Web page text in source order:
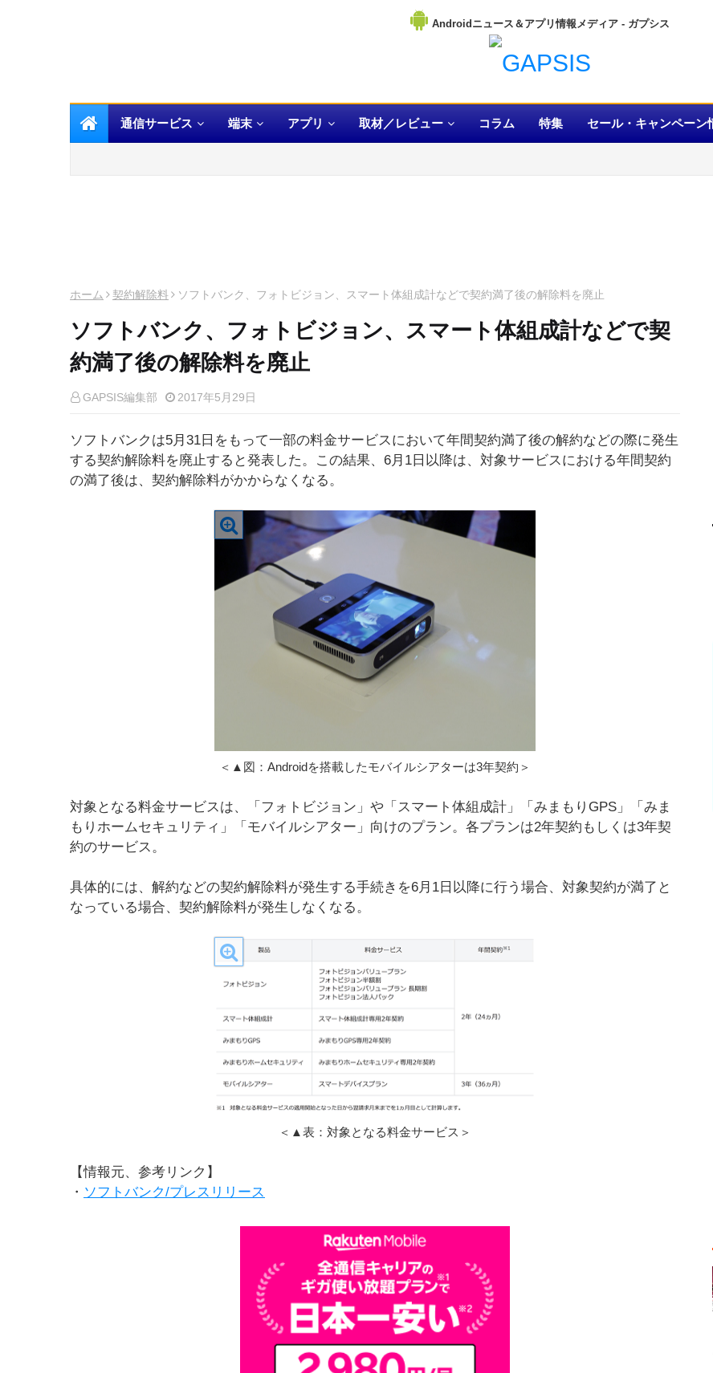
Androidニュース＆アプリ情報メディア
通信サービス 端末 アプリ 取材／レビュー コラム 特集 セール・キャンペーン
ホーム 契約解除料 ソフトバンク、フォトビジョン、スマート体組成計などで契約満了後の解除料を廃止
ソフトバンク、フォトビジョン、スマート体組成計などで契
約満了後の解除料を廃止
GAPSIS編集部 2017年5月29日
ソフトバンクは5月31日をもって一部の料金サービスにおいて年間契約満了後の解約などの際に発生
する契約解除料を廃止すると発表した。この結果、6月1日以降は、対象サービスにおける年間契約
の満了後は、契約解除料がかからなくなる。
＜▲図：Androidを搭載したモバイルシアターは3年契約＞
対象となる料金サービスは、「フォトビジョン」や「スマート体組成計」「みまもりGPS」「みま
もりホームセキュリティ」「モバイルシアター」向けのプラン。各プランは2年契約もしくは3年契
約のサービス。
具体的には、解約などの契約解除料が発生する手続きを6月1日以降に行う場合、対象契約が満了と
なっている場合、契約解除料が発生しなくなる。
＜▲表：対象となる料金サービス＞
【情報元、参考リンク】
・ ソフトバンク/プレスリリース